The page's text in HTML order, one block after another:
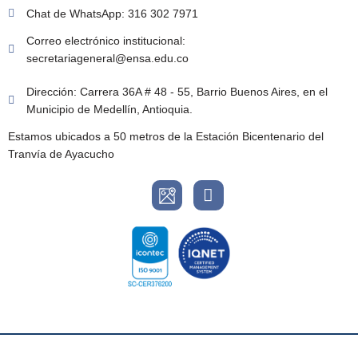
Chat de WhatsApp: 316 302 7971
Correo electrónico institucional:
secretariageneral@ensa.edu.co
Dirección: Carrera 36A # 48 - 55, Barrio Buenos Aires, en el
Municipio de Medellín, Antioquia.
Estamos ubicados a 50 metros de la Estación Bicentenario del
Tranvía de Ayacucho